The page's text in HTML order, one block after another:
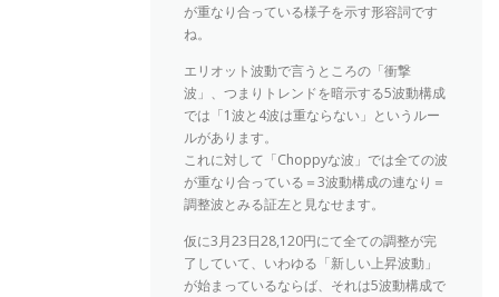
が重なり合っている様子を示す形容詞です
ね。
エリオット波動で言うところの「衝撃
波」、つまりトレンドを暗示する5波動構成
では「1波と4波は重ならない」というルー
ルがあります。
これに対して「Choppyな波」では全ての波
が重なり合っている＝3波動構成の連なり＝
調整波とみる証左と見なせます。
仮に3月23日28,120円にて全ての調整が完
了していて、いわゆる「新しい上昇波動」
が始まっているならば、それは5波動構成で